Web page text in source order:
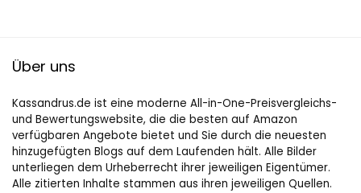
Über uns
Kassandrus.de ist eine moderne All-in-One-Preisvergleichs-
und Bewertungswebsite, die die besten auf Amazon
verfügbaren Angebote bietet und Sie durch die neuesten
hinzugefügten Blogs auf dem Laufenden hält. Alle Bilder
unterliegen dem Urheberrecht ihrer jeweiligen Eigentümer.
Alle zitierten Inhalte stammen aus ihren jeweiligen Quellen.